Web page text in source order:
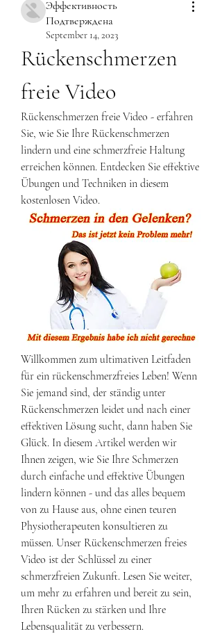
Эффективность
Подтверждена
September 14, 2023
Rückenschmerzen
freie Video
Rückenschmerzen freie Video - erfahren
Sie, wie Sie Ihre Rückenschmerzen
lindern und eine schmerzfreie Haltung
erreichen können. Entdecken Sie effektive
Übungen und Techniken in diesem
kostenlosen Video.
Willkommen zum ultimativen Leitfaden
für ein rückenschmerzfreies Leben! Wenn
Sie jemand sind, der ständig unter
Rückenschmerzen leidet und nach einer
effektiven Lösung sucht, dann haben Sie
Glück. In diesem Artikel werden wir
Ihnen zeigen, wie Sie Ihre Schmerzen
durch einfache und effektive Übungen
lindern können - und das alles bequem
von zu Hause aus, ohne einen teuren
Physiotherapeuten konsultieren zu
müssen. Unser Rückenschmerzen freies
Video ist der Schlüssel zu einer
schmerzfreien Zukunft. Lesen Sie weiter,
um mehr zu erfahren und bereit zu sein,
Ihren Rücken zu stärken und Ihre
Lebensqualität zu verbessern.